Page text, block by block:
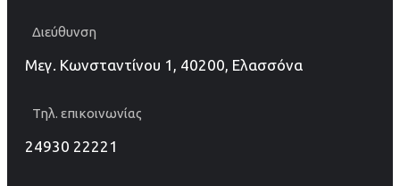
Διεύθυνση
Μεγ. Κωνσταντίνου 1, 40200, Ελασσόνα
Τηλ. επικοινωνίας
24930 22221